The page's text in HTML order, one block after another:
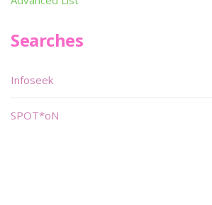
Searches
Infoseek
SPOT*oN